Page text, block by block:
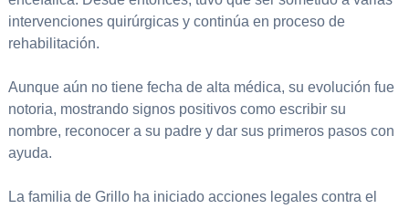
intervenciones quirúrgicas y continúa en proceso de
rehabilitación.
Aunque aún no tiene fecha de alta médica, su evolución fue
notoria, mostrando signos positivos como escribir su
nombre, reconocer a su padre y dar sus primeros pasos con
ayuda.
La familia de Grillo ha iniciado acciones legales contra el